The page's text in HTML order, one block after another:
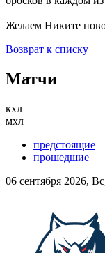
Желаем Никите
Возврат к списку
Матчи
кхл
мхл
предстоящие
прошедшие
06 сентября 2026,